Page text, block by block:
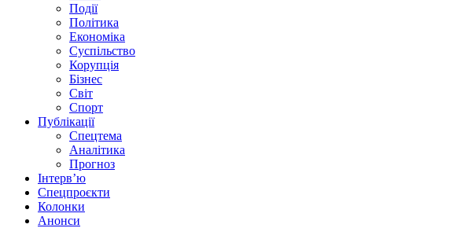
Події
Політика
Економіка
Суспільство
Корупція
Бізнес
Світ
Спорт
Публікації
Спецтема
Аналітика
Прогноз
Інтерв’ю
Спецпроєкти
Колонки
Анонси